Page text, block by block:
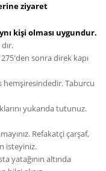
ziyaret
kişi olması uygundur.
sonra direk kapı
hemşiresindedir. Taburcu
yukarıda tutunuz.
Refakatçi çarşaf,
isteyiniz.
yatağının altında